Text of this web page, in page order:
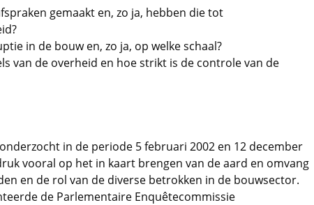
gemaakt en, zo ja, hebben die tot
in de bouw en, zo ja, op welke schaal?
van de overheid en hoe strikt is de controle van de
in de periode 5 februari 2002 en 12 december
vooral op het in kaart brengen van de aard en omvang
en de rol van de diverse betrokken in de bouwsector.
de Parlementaire Enquêtecommissie